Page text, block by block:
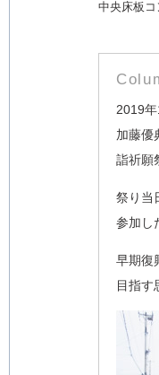
中央床板コ
2019
加藤優
詣祈願
祭り当
参加し
早期復
目指す